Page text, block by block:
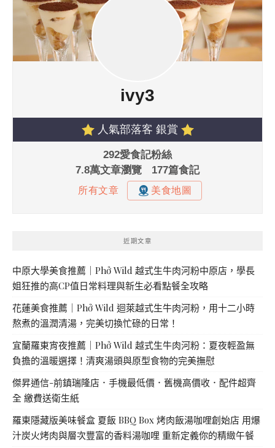
近期文章
中原大學美食推薦｜Phở Wild 越式生牛肉河粉中原店，學長
姐狂推的高CP值日常料理與新生必看點餐全攻略
花蓮美食推薦｜Phở Wild 迴萊越式生牛肉河粉，用十二小時
熬煮的溫潤清湯，完美切換忙碌的日常！
宜蘭羅東宵夜推薦｜Phở Wild 越式生牛肉河粉：夏夜輕盈無
負擔的溫暖選擇！清爽湯頭與原型食物的完美撫慰
傑昇通信-前鎮瑞隆店．手機最低價．舊機高價收．配件超齊
全 繳費送衛生紙
羅東隱藏版美味餐盒 夏飯 BBQ Box 烤肉飯湯咖哩創始店 用爆
汁炭火烤肉與層次豐富的香料湯咖哩 重新定義你的精緻午餐